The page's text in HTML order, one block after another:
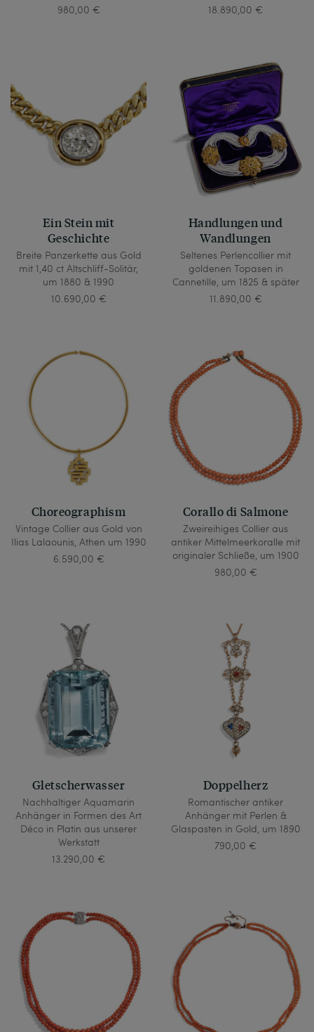
980,00 €
18.890,00 €
Ein Stein mit
Geschichte
Breite Panzerkette aus Gold
mit 1,40 ct Altschliff-Solitär,
um 1880 & 1990
10.690,00 €
Handlungen und
Wandlungen
Seltenes Perlencollier mit
goldenen Topasen in
Cannetille, um 1825 & später
11.890,00 €
Choreographism
Vintage Collier aus Gold von
Ilias Lalaounis, Athen um 1990
6.590,00 €
Corallo di Salmone
Zweireihiges Collier aus
antiker Mittelmeerkoralle mit
originaler Schließe, um 1900
980,00 €
Gletscherwasser
Nachhaltiger Aquamarin
Anhänger in Formen des Art
Déco in Platin aus unserer
Werkstatt
13.290,00 €
Doppelherz
Romantischer antiker
Anhänger mit Perlen &
Glaspasten in Gold, um 1890
790,00 €